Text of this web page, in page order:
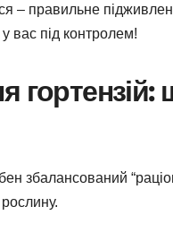
– правильне
вас під контролем!
гортензій:
збалансований